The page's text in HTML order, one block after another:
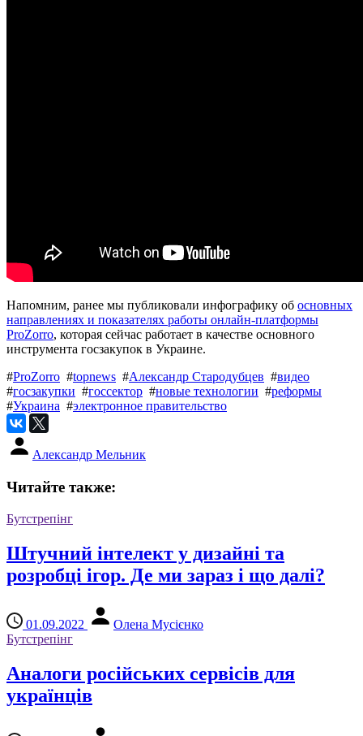
Напомним, ранее мы публиковали инфографику об основных
направлениях и показателях работы онлайн-платформы
ProZorro, которая сейчас работает в качестве основного
инструмента госзакупок в Украине.
#ProZorro #topnews #Александр Стародубцев #видео
#госзакупки #госсектор #новые технологии #реформы
#Украина #электронное правительство
Александр Мельник
Читайте также:
Бутстрепінг
Штучний інтелект у дизайні та
розробці ігор. Де ми зараз і що далі?
01.09.2022
Олена Мусієнко
Бутстрепінг
Аналоги російських сервісів для
українців